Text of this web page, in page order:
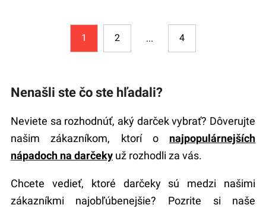
1 2 ... 4
Nenašli ste čo ste hľadali?
Neviete sa rozhodnúť, aký darček vybrať? Dôverujte
našim zákazníkom, ktorí o najpopulárnejších
nápadoch na darčekyuž rozhodli za vás.
Chcete vedieť, ktoré darčeky sú medzi našimi
zákazníkmi najobľúbenejšie? Pozrite si naše